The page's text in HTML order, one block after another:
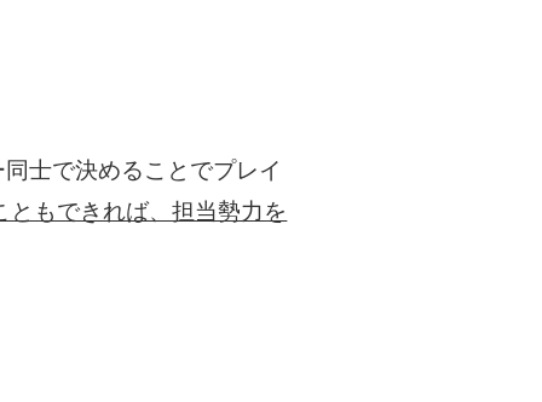
士で決めることでプレイ
もできれば、担当勢力を